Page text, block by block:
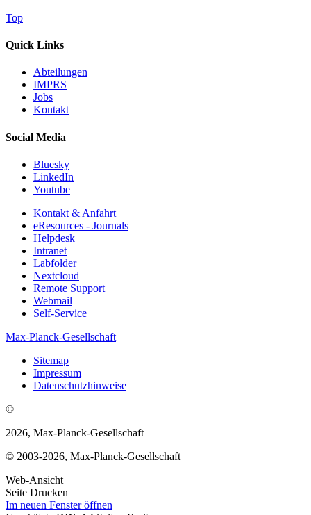
Top
Quick Links
Abteilungen
IMPRS
Jobs
Kontakt
Social Media
Bluesky
LinkedIn
Youtube
Kontakt & Anfahrt
eResources - Journals
Helpdesk
Intranet
Labfolder
Nextcloud
Remote Support
Webmail
Self-Service
Max-Planck-Gesellschaft
Sitemap
Impressum
Datenschutzhinweise
©
2026, Max-Planck-Gesellschaft
© 2003-2026, Max-Planck-Gesellschaft
Web-Ansicht
Seite Drucken
Im neuen Fenster öffnen